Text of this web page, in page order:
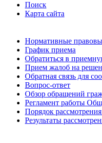
Поиск
Карта сайта
Нормативные
График приема
Обратиться в
Прием жалоб на
Обратная связь для
Вопрос-ответ
Обзор обращений
Регламент работы
Порядок
Результаты